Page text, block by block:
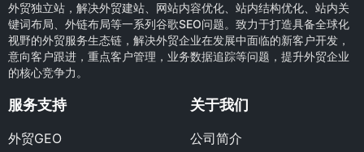
外贸独立站，解决外贸建站、网站内容优化、站内结构优化、站内关
键词布局、外链布局等一系列谷歌SEO问题。致力于打造具备全球化
视野的外贸服务生态链，解决外贸企业在发展中面临的新客户开发，
意向客户跟进，重点客户管理，业务数据追踪等问题，提升外贸企业
的核心竞争力。
服务支持
外贸GEO
关于我们
公司简介